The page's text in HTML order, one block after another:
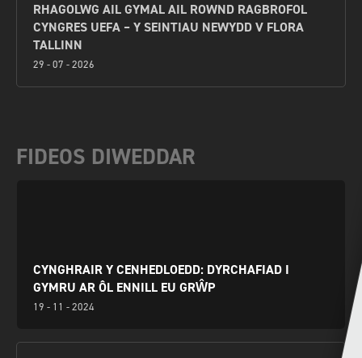
RHAGOLWG AIL GYMAL AIL ROWND RAGBROFOL
CYNGRES UEFA – Y SEINTIAU NEWYDD V FLORA
TALLINN
29 - 07 - 2026
FIDEOS DIWEDDAR
CYNGHRAIR Y CENHEDLOEDD: DYRCHAFIAD I
GYMRU AR ÔL ENNILL EU GRŴP
19 - 11 - 2024